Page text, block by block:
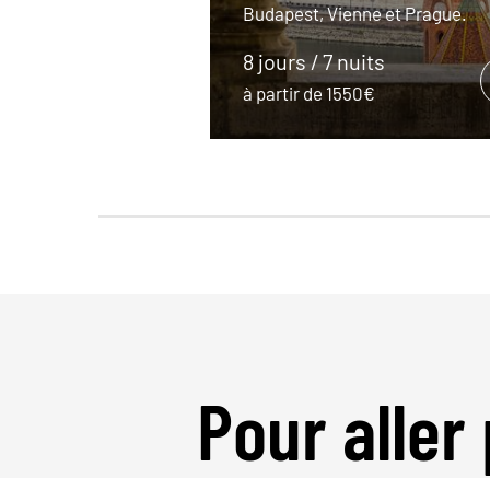
Budapest, Vienne et Prague.
8 jours / 7 nuits
à partir de 1550€
Pour